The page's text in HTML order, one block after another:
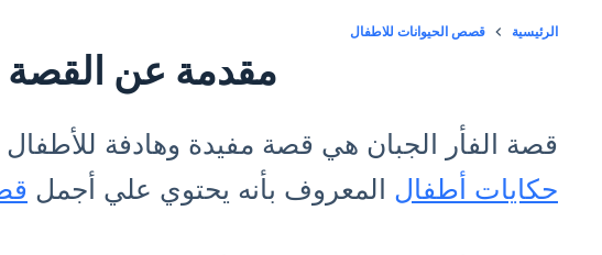
الرئيسية قصص الحيوانات للاطفال
مقدمة عن القصة
قصة الفأر الجبان هي قصة مفيدة وهادفة
حكايات أطفال المعروف بأنه يحتوي علي أجمل